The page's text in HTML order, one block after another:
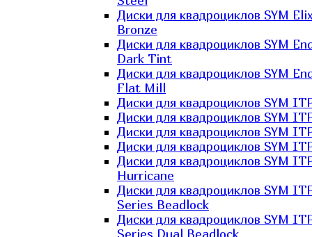
Диски для квадроциклов SYM
Bronze
Диски для квадроциклов SYM
Dark Tint
Диски для квадроциклов SYM
Flat Mill
Диски для квадроциклов SYM
Диски для квадроциклов SYM
Диски для квадроциклов SYM
Диски для квадроциклов SYM
Диски для квадроциклов SYM
Hurricane
Диски для квадроциклов SYM
Series Beadlock
Диски для квадроциклов SYM
Series Dual Beadlock